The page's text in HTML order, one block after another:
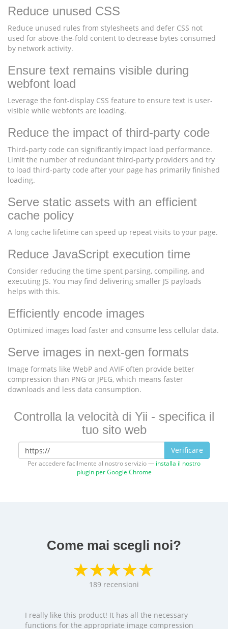
Reduce unused CSS
Reduce unused rules from stylesheets and defer CSS not
used for above-the-fold content to decrease bytes consumed
by network activity.
Ensure text remains visible during
webfont load
Leverage the font-display CSS feature to ensure text is user-
visible while webfonts are loading.
Reduce the impact of third-party code
Third-party code can significantly impact load performance.
Limit the number of redundant third-party providers and try
to load third-party code after your page has primarily finished
loading.
Serve static assets with an efficient
cache policy
A long cache lifetime can speed up repeat visits to your page.
Reduce JavaScript execution time
Consider reducing the time spent parsing, compiling, and
executing JS. You may find delivering smaller JS payloads
helps with this.
Efficiently encode images
Optimized images load faster and consume less cellular data.
Serve images in next-gen formats
Image formats like WebP and AVIF often provide better
compression than PNG or JPEG, which means faster
downloads and less data consumption.
Controlla la velocità di Yii - specifica il
tuo sito web
Verificare
Per accedere facilmente al nostro servizio — installa il nostro
plugin per Google Chrome
Come mai scegli noi?
189 recensioni
I really like this product! It has all the necessary
functions for the appropriate image compression